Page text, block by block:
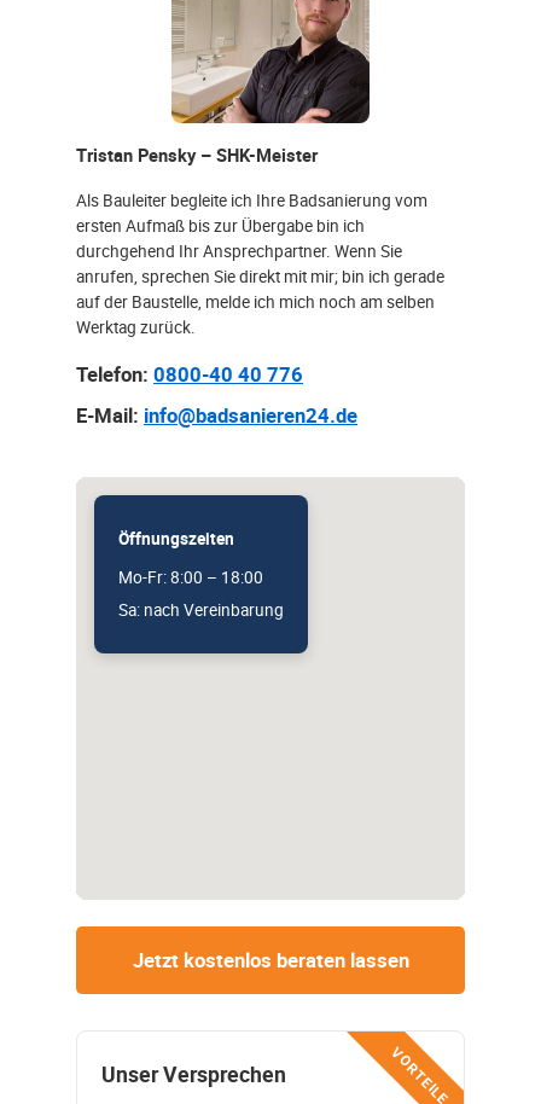
Tristan Pensky – SHK-Meister
Als Bauleiter begleite ich Ihre Badsanierung vom
ersten Aufmaß bis zur Übergabe bin ich
durchgehend Ihr Ansprechpartner. Wenn Sie
anrufen, sprechen Sie direkt mit mir; bin ich gerade
auf der Baustelle, melde ich mich noch am selben
Werktag zurück.
Telefon: 0800-40 40 776
E-Mail: info@badsanieren24.de
Öffnungszeiten
Mo-Fr: 8:00 – 18:00
Sa: nach Vereinbarung
Jetzt kostenlos beraten lassen
VORTEILE
Unser Versprechen